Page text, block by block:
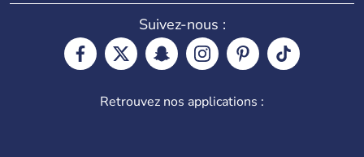
Suivez-nous :
Retrouvez nos applications :